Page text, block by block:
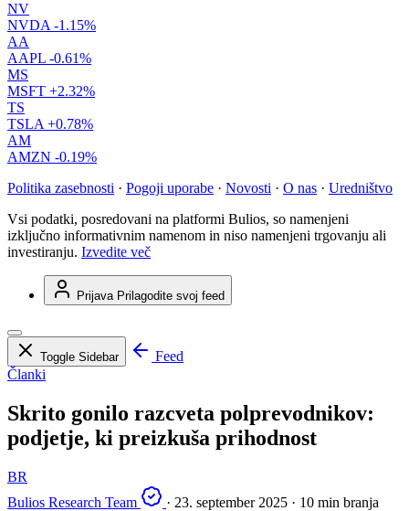
NV
NVDA -1.15%
AA
AAPL -0.61%
MS
MSFT +2.32%
TS
TSLA +0.78%
AM
AMZN -0.19%
Politika zasebnosti · Pogoji uporabe · Novosti · O nas · Uredništvo
Vsi podatki, posredovani na platformi Bulios, so namenjeni
izključno informativnim namenom in niso namenjeni trgovanju ali
investiranju. Izvedite več
Prijava Prilagodite svoj feed
Toggle Sidebar
Feed
Članki
Skrito gonilo razcveta polprevodnikov:
podjetje, ki preizkuša prihodnost
BR
Bulios Research Team
· 23. september 2025 · 10 min branja